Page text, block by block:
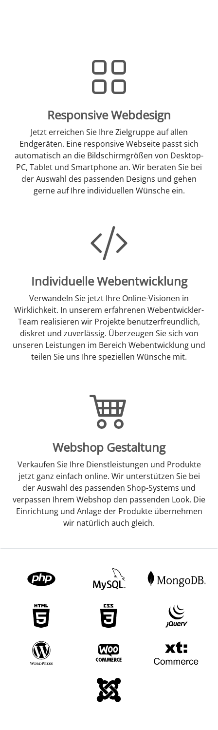
Responsive Webdesign
Jetzt erreichen Sie Ihre Zielgruppe auf allen
Endgeräten. Eine responsive Webseite passt sich
automatisch an die Bildschirmgrößen von Desktop-
PC, Tablet und Smartphone an. Wir beraten Sie bei
der Auswahl des passenden Designs und gehen
gerne auf Ihre individuellen Wünsche ein.
Individuelle Webentwicklung
Verwandeln Sie jetzt Ihre Online-Visionen in
Wirklichkeit. In unserem erfahrenen Webentwickler-
Team realisieren wir Projekte benutzerfreundlich,
diskret und zuverlässig. Überzeugen Sie sich von
unseren Leistungen im Bereich Webentwicklung und
teilen Sie uns Ihre speziellen Wünsche mit.
Webshop Gestaltung
Verkaufen Sie Ihre Dienstleistungen und Produkte
jetzt ganz einfach online. Wir unterstützen Sie bei
der Auswahl des passenden Shop-Systems und
verpassen Ihrem Webshop den passenden Look. Die
Einrichtung und Anlage der Produkte übernehmen
wir natürlich auch gleich.